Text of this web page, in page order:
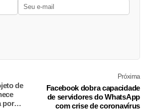
de
por
Próxima
Facebook dobra capacidade
de servidores do WhatsApp
com crise de coronavírus